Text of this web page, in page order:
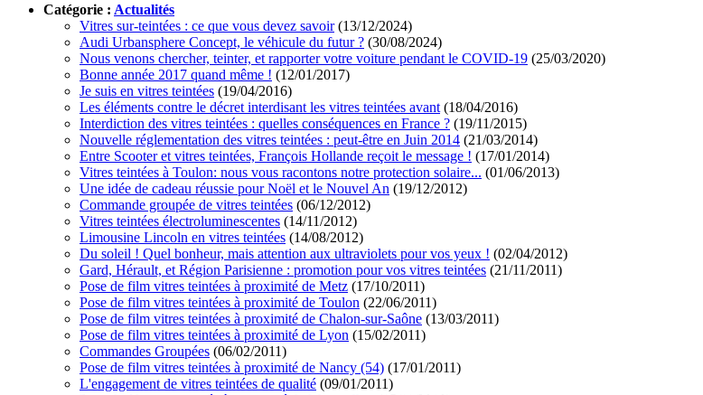
Catégorie : Actualités
Vitres sur-teintées : ce que vous devez savoir(13/12/2024)
Audi Urbansphere Concept, le véhicule du futur ? (30/08/2024)
Nous venons chercher, teinter, et rapporter votre voiture pendant le COVID-19 (25/03/2020)
Bonne année 2017 quand même ! (12/01/2017)
Je suis en vitres teintées (19/04/2016)
Les éléments contre le décret interdisant les vitres teintées avant (18/04/2016)
Interdiction des vitres teintées : quelles conséquences en France ? (19/11/2015)
Nouvelle réglementation des vitres teintées : peut-être en Juin 2014 (21/03/2014)
Entre Scooter et vitres teintées, François Hollande reçoit le message ! (17/01/2014)
Vitres teintées à Toulon: nous vous racontons notre protection solaire... (01/06/2013)
Une idée de cadeau réussie pour Noël et le Nouvel An (19/12/2012)
Commande groupée de vitres teintées (06/12/2012)
Vitres teintées électroluminescentes (14/11/2012)
Limousine Lincoln en vitres teintées (14/08/2012)
Du soleil ! Quel bonheur, mais attention aux ultraviolets pour vos yeux ! (02/04/2012)
Gard, Hérault, et Région Parisienne : promotion pour vos vitres teintées (21/11/2011)
Pose de film vitres teintées à proximité de Metz (17/10/2011)
Pose de film vitres teintées à proximité de Toulon (22/06/2011)
Pose de film vitres teintées à proximité de Chalon-sur-Saône (13/03/2011)
Pose de film vitres teintées à proximité de Lyon (15/02/2011)
Commandes Groupées (06/02/2011)
Pose de film vitres teintées à proximité de Nancy (54) (17/01/2011)
L'engagement de vitres teintées de qualité (09/01/2011)